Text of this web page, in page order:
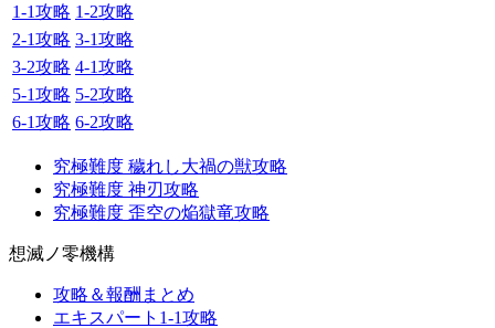
1-1攻略 1-2攻略
2-1攻略 3-1攻略
3-2攻略 4-1攻略
5-1攻略 5-2攻略
6-1攻略 6-2攻略
究極難度 穢れし大禍の獣攻略
究極難度 神刃攻略
究極難度 歪空の焔獄竜攻略
想滅ノ零機構
攻略＆報酬まとめ
エキスパート1-1攻略